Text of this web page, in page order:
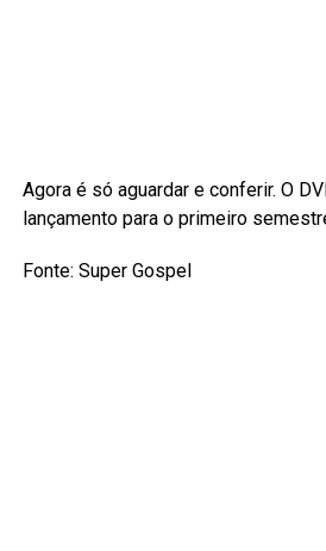
Agora é só aguardar e conferir. O
lançamento para o primeiro
Fonte: Super Gospel